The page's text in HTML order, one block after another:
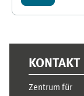
KONTAKT
Zentrum für